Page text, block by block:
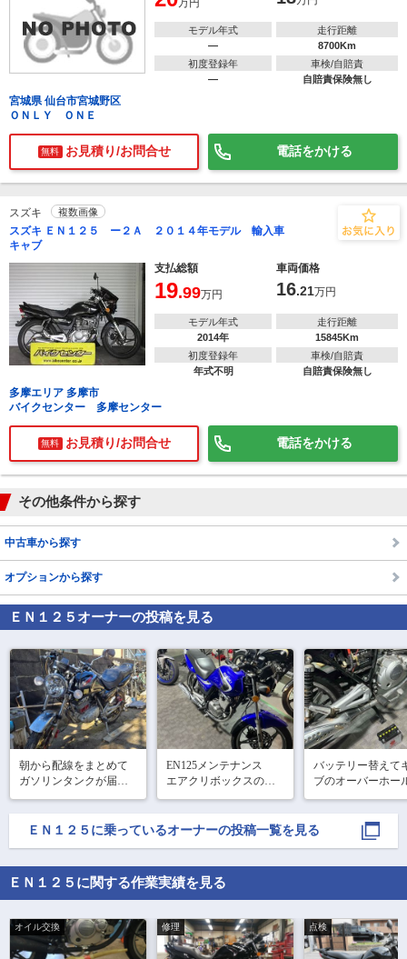
万円
モデル年式
―
走行距離
8700Km
初度登録年
―
車検/自賠責
自賠責保険無し
宮城県 仙台市宮城野区
ＯＮＬＹ ＯＮＥ
無料 お見積り/お問合せ 電話をかける
スズキ 複数画像
スズキ ＥＮ１２５ ー２Ａ ２０１４年モデル 輸入車
キャブ
支払総額
車両価格
19.99万円 16.21万円
モデル年式
2014年
走行距離
15845Km
初度登録年
年式不明
車検/自賠責
自賠責保険無し
多摩エリア 多摩市
バイクセンター 多摩センター
無料 お見積り/お問合せ 電話をかける
その他条件から探す
中古車から探す
オプションから探す
ＥＮ１２５ オーナーの投稿を見る
朝から配線をまとめて
ガソリンタンクが届い
たので前のタンクから
ガソリンを移し替えて
タンクとサイドカバー
るようになりました😊
EN125メンテナンス
エアクリボックスの金
網外して、メインとス
ローの番手アップ。
内圧コントロールバル
ット14から15へ、つい
でにハブダンパ交換。
バッテリー替えて
ブのオーバーホー
では順調だったけ
トラブル発生‼️
インマニのネジが
ぎて取れない！
ＥＮ１２５ に乗っているオーナーの投稿一覧を見る
ＥＮ１２５に関する作業実績を見る
オイル交換 修理 点検